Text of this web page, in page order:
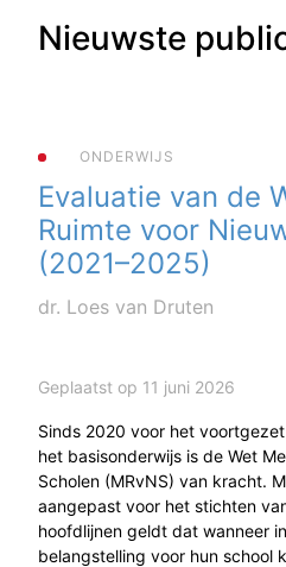
Nieuwste
ONDERWIJS
Evaluatie van de
Ruimte voor
(2021–2025)
dr. Loes van Druten
Geplaatst op 11 juni 2026
Sinds 2020 voor het
het basisonderwijs is de Wet
Scholen (MRvNS) van kracht.
aangepast voor het stichten
hoofdlijnen geldt dat wanneer
belangstelling voor hun school